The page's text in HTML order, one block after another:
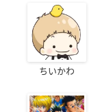
ちいかわ